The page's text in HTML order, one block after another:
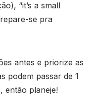
“it’s a small
se pra
antes e priorize as
podem passar de 1
então planeje!